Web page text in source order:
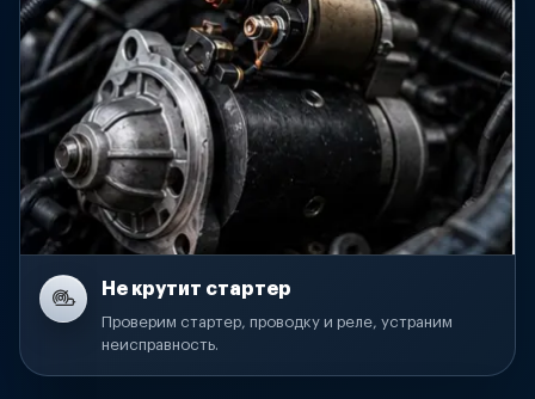
Не крутит стартер
Проверим стартер, проводку и реле, устраним
неисправность.